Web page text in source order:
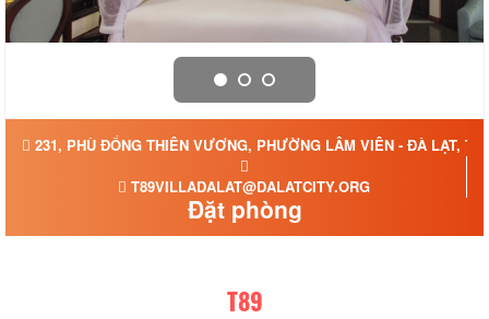
231, PHÙ ĐỔNG THIÊN VƯƠNG, PHƯỜNG LÂM VIÊN - ĐÀ LẠT,
T89VILLADALAT@DALATCITY.ORG
Đặt phòng
T89